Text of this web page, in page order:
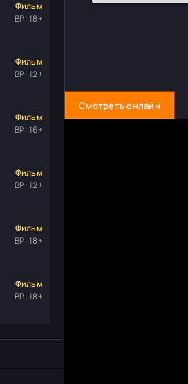
Фильм
ВР: 18+
Фильм
ВР: 12+
Фильм
ВР: 16+
Фильм
ВР: 12+
Фильм
ВР: 18+
Фильм
ВР: 18+
Смотреть онлайн